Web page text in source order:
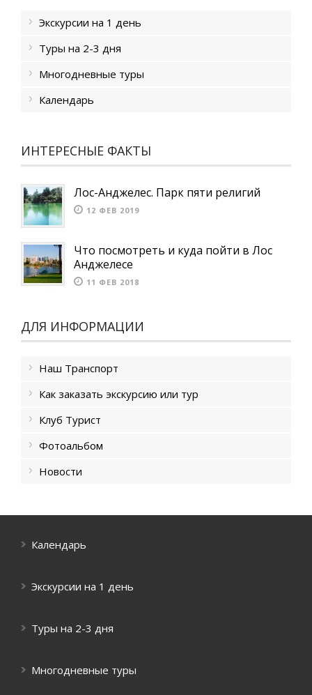
Экскурсии на 1 день
Туры на 2-3 дня
Многодневные туры
Календарь
ИНТЕРЕСНЫЕ ФАКТЫ
Лос-Анджелес. Парк пяти религий
12 ФЕВ 2019
Что посмотреть и куда пойти в Лос
Анджелесе
11 ФЕВ 2018
ДЛЯ ИНФОРМАЦИИ
Наш Транспорт
Как заказать экскурсию или тур
Клуб Турист
Фотоальбом
Новости
Календарь
Экскурсии на 1 день
Туры на 2-3 дня
Многодневные туры